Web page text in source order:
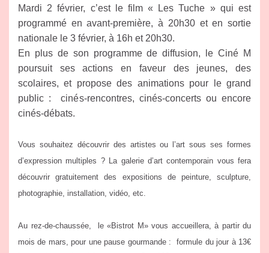
Mardi 2 février, c’est le film « Les Tuche » qui est
programmé en avant-première, à 20h30 et en sortie
nationale le 3 février, à 16h et 20h30.
En plus de son programme de diffusion, le Ciné M
poursuit ses actions en faveur des jeunes, des
scolaires, et propose des animations pour le grand
public : cinés-rencontres, cinés-concerts ou encore
cinés-débats.
Vous souhaitez découvrir des artistes ou l’art sous ses formes
d’expression multiples ? La galerie d’art contemporain vous fera
découvrir gratuitement des expositions de peinture, sculpture,
photographie, installation, vidéo, etc.
Au rez-de-chaussée, le «Bistrot M» vous accueillera, à partir du
mois de mars, pour une pause gourmande : formule du jour à 13€